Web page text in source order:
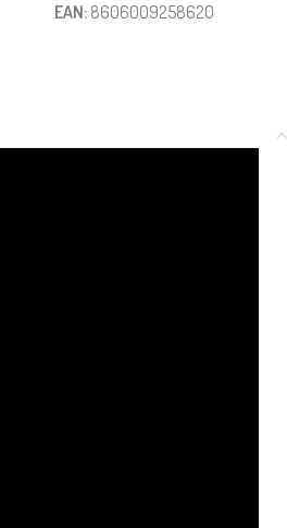
EAN: 8606009258620